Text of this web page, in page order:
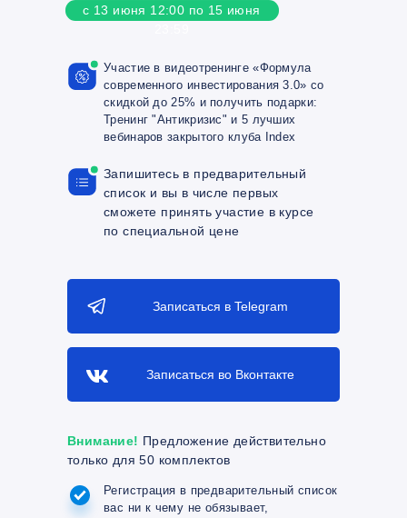
Записаться в Telegram
Участие в видеотренинге «Формула
современного инвестирования 3.0» со
скидкой до 25% и получить подарки:
Тренинг "Антикризис" и 5 лучших
вебинаров закрытого клуба Index
Запишитесь в предварительный
список и вы в числе первых
сможете принять участие в курсе
по специальной цене
с 13 июня 12:00 по 15 июня
Записаться во Вконтакте
Внимание! Предложение действительно
только для 50 комплектов
Регистрация в предварительный список
вас ни к чему не обязывает,